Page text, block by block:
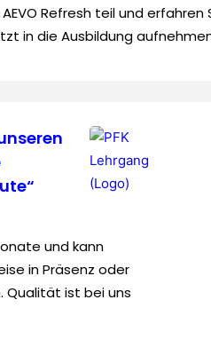
Refresh teil und erfahren
in die Ausbildung
und kann
in Präsenz oder
Qualität ist bei uns